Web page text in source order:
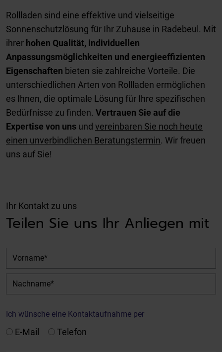
Rollladen sind eine effektive und vielseitige
Sonnenschutzlösung für Ihr Zuhause in Radebeul. Mit
ihrer hohen Qualität, individuellen
Anpassungsmöglichkeiten und energieeffizienten
Eigenschaften bieten sie zahlreiche Vorteile. Die
unterschiedlichen Arten von Rollladen ermöglichen
es Ihnen, die optimale Lösung für Ihre spezifischen
Bedürfnisse zu finden. Vertrauen Sie auf die
Expertise von uns und vereinbaren Sie noch heute
einen unverbindlichen Beratungstermin. Wir freuen
uns auf Sie!
Ihr Kontakt zu uns
Teilen Sie uns Ihr Anliegen mit
Vorname
Nachname
Ich wünsche eine Kontaktaufnahme per
E-Mail Telefon